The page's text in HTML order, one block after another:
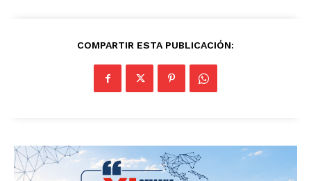
COMPARTIR ESTA PUBLICACIÓN: